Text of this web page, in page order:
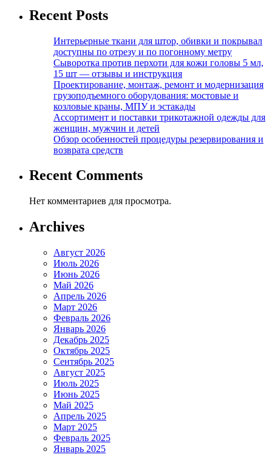
Recent Posts
Интерьерные ткани для штор, обивки и покрывал
доступны по отрезу и по погонному метру
Сыворотка против перхоти для кожи головы 5 мл,
15 шт — отзывы и инструкция
Проектирование, монтаж, ремонт и модернизация
грузоподъемного оборудования: мостовые и
козловые краны, МПУ и эстакады
Ассортимент и поставки трикотажной одежды для
женщин, мужчин и детей
Обзор особенностей процедуры резервирования и
возврата средств
Recent Comments
Нет комментариев для просмотра.
Archives
Август 2026
Июль 2026
Июнь 2026
Май 2026
Апрель 2026
Март 2026
Февраль 2026
Январь 2026
Декабрь 2025
Октябрь 2025
Сентябрь 2025
Август 2025
Июль 2025
Июнь 2025
Май 2025
Апрель 2025
Март 2025
Февраль 2025
Январь 2025